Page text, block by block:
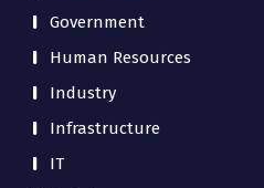
Government
Human Resources
Industry
Infrastructure
IT